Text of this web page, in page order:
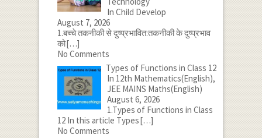
In Child Develop
August 7, 2026
1.बच्चे तकनीकी से दुष्प्रभावित:तकनीकी के दुष्प्रभाव
को[…]
No Comments
Types of Functions in Class 12
In 12th Mathematics(English),
JEE MAINS Maths(English)
August 6, 2026
1.Types of Functions in Class
12 In this article Types[…]
No Comments